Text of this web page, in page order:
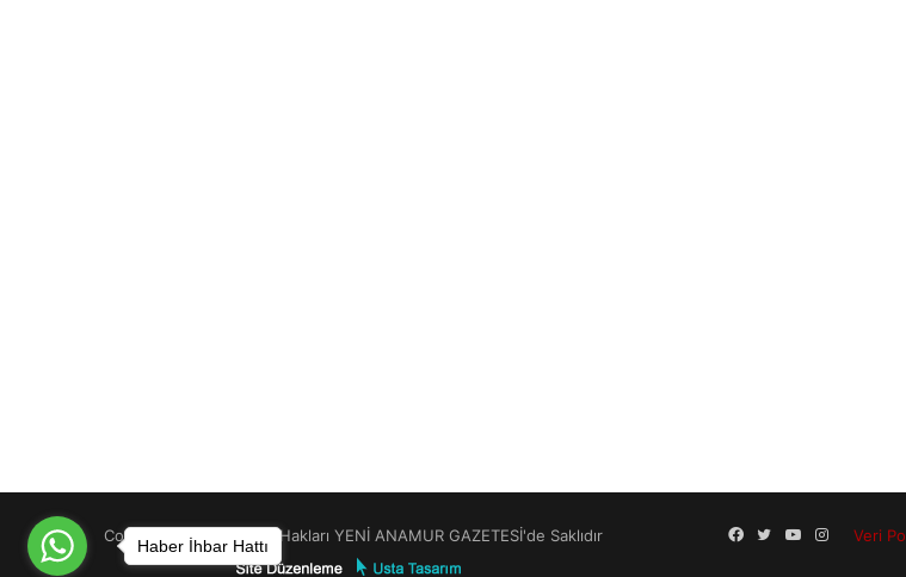
Copyright © 2026 Tüm Hakları YENİ ANAMUR GAZETESİ'de Saklıdır Veri
Facebook
TwitterYouTube
Instagram
Haber İhbar Hattı